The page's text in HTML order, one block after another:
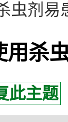
虫剂易
用杀
此主题